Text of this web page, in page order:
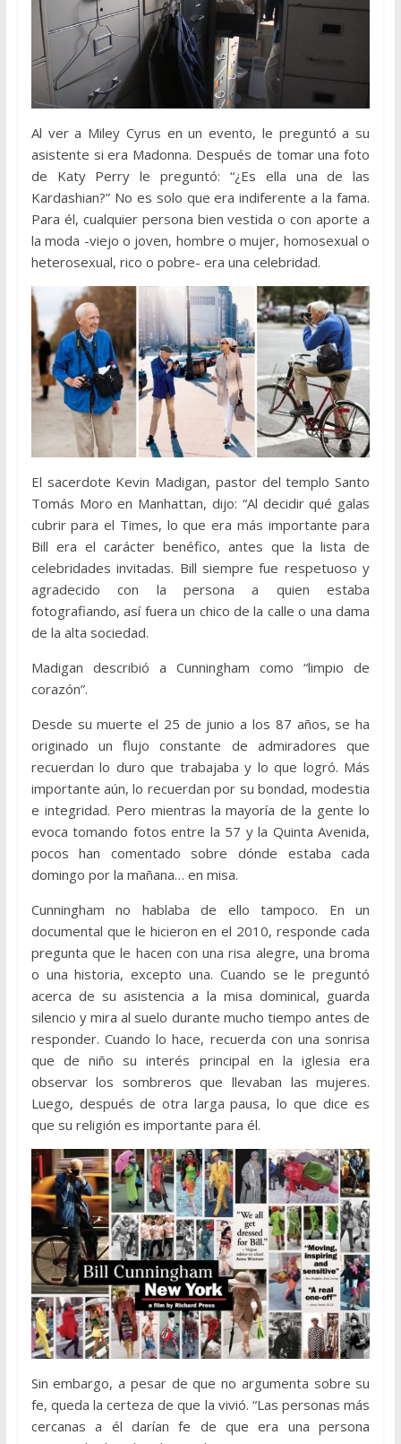
Al ver a Miley Cyrus en un evento, le preguntó a su
asistente si era Madonna. Después de tomar una foto
de Katy Perry le preguntó: “¿Es ella una de las
Kardashian?” No es solo que era indiferente a la fama.
Para él, cualquier persona bien vestida o con aporte a
la moda -viejo o joven, hombre o mujer, homosexual o
heterosexual, rico o pobre- era una celebridad.
El sacerdote Kevin Madigan, pastor del templo Santo
Tomás Moro en Manhattan, dijo: “Al decidir qué galas
cubrir para el Times, lo que era más importante para
Bill era el carácter benéfico, antes que la lista de
celebridades invitadas. Bill siempre fue respetuoso y
agradecido con la persona a quien estaba
fotografiando, así fuera un chico de la calle o una dama
de la alta sociedad.
Madigan describió a Cunningham como “limpio de
corazón”.
Desde su muerte el 25 de junio a los 87 años, se ha
originado un flujo constante de admiradores que
recuerdan lo duro que trabajaba y lo que logró. Más
importante aún, lo recuerdan por su bondad, modestia
e integridad. Pero mientras la mayoría de la gente lo
evoca tomando fotos entre la 57 y la Quinta Avenida,
pocos han comentado sobre dónde estaba cada
domingo por la mañana… en misa.
Cunningham no hablaba de ello tampoco. En un
documental que le hicieron en el 2010, responde cada
pregunta que le hacen con una risa alegre, una broma
o una historia, excepto una. Cuando se le preguntó
acerca de su asistencia a la misa dominical, guarda
silencio y mira al suelo durante mucho tiempo antes de
responder. Cuando lo hace, recuerda con una sonrisa
que de niño su interés principal en la iglesia era
observar los sombreros que llevaban las mujeres.
Luego, después de otra larga pausa, lo que dice es
que su religión es importante para él.
Sin embargo, a pesar de que no argumenta sobre su
fe, queda la certeza de que la vivió. “Las personas más
cercanas a él darían fe de que era una persona